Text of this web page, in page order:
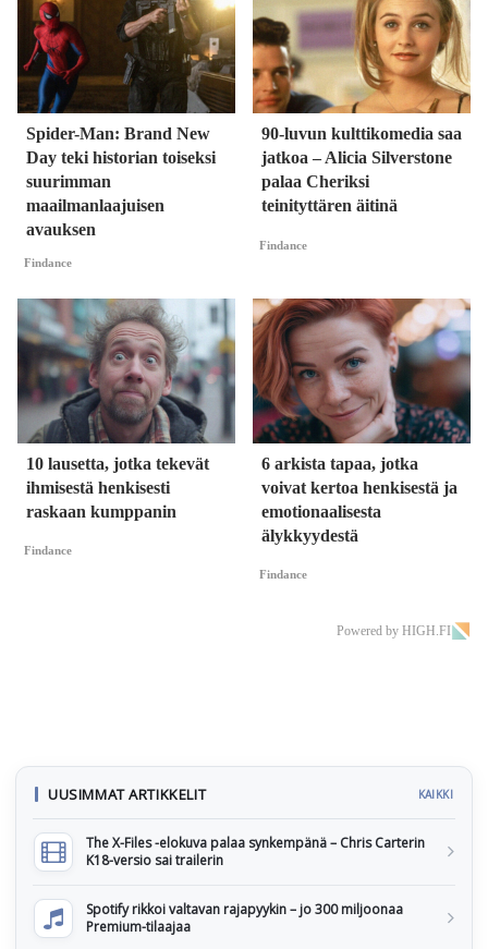
Spider-Man: Brand New
Day teki historian toiseksi
suurimman
maailmanlaajuisen
avauksen
Findance
90-luvun kulttikomedia saa
jatkoa – Alicia Silverstone
palaa Cheriksi
teinityttären äitinä
Findance
10 lausetta, jotka tekevät
ihmisestä henkisesti
raskaan kumppanin
Findance
6 arkista tapaa, jotka
voivat kertoa henkisestä ja
emotionaalisesta
älykkyydestä
Findance
Powered by HIGH.FI
UUSIMMAT ARTIKKELIT KAIKKI
The X-Files -elokuva palaa synkempänä – Chris Carterin
K18-versio sai trailerin
Spotify rikkoi valtavan rajapyykin – jo 300 miljoonaa
Premium-tilaajaa